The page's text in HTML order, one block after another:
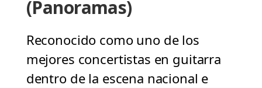
(Panoramas)
Reconocido como uno de los
mejores concertistas en guitarra
dentro de la escena nacional e